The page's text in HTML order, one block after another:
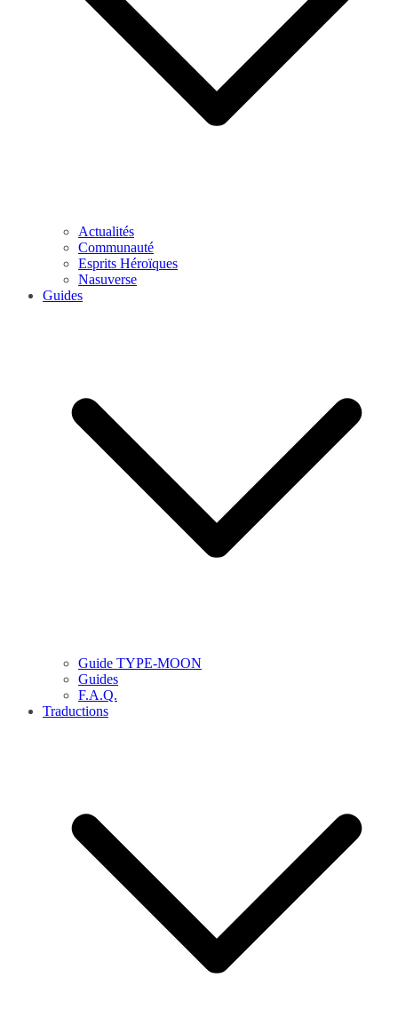
Actualités
Communauté
Esprits Héroïques
Nasuverse
Guides
Guide TYPE-MOON
Guides
F.A.Q.
Traductions